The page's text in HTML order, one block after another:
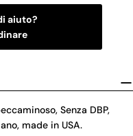
aiuto?
Senza DBP,
made in USA.